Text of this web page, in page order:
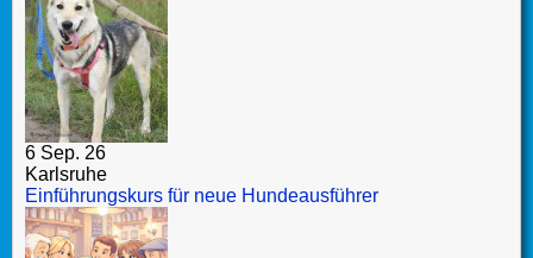
6 Sep. 26
Karlsruhe
Einführungskurs für neue Hundeausführer